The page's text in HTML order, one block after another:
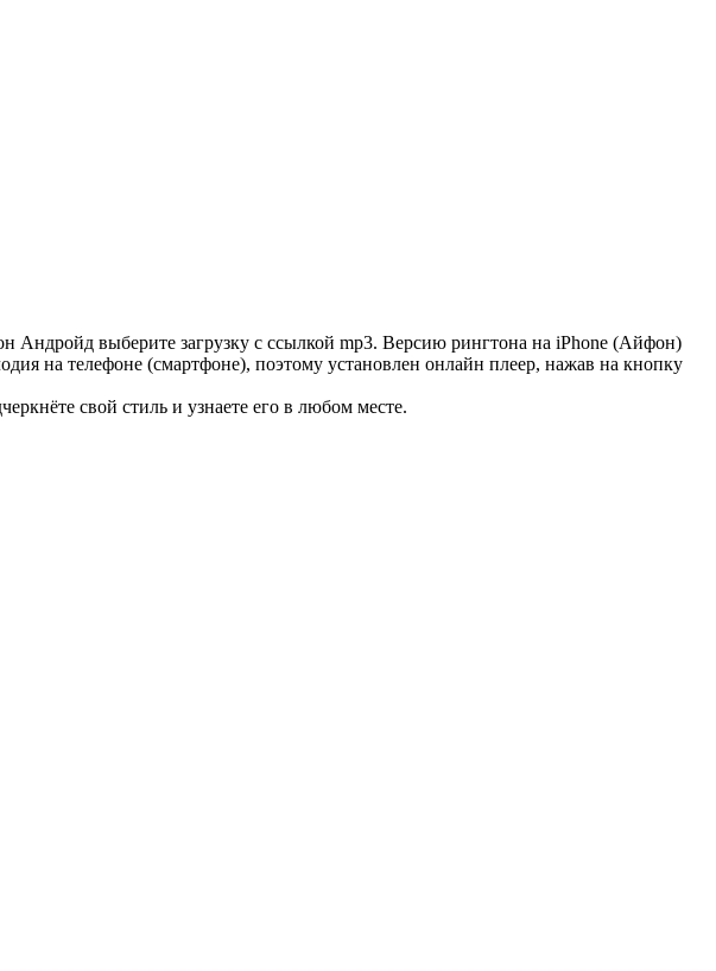
Андройд выберите загрузку с ссылкой mp3. Версию рингтона на iPhone (Айфон)
на телефоне (смартфоне), поэтому установлен онлайн плеер, нажав на кнопку
свой стиль и узнаете его в любом месте.